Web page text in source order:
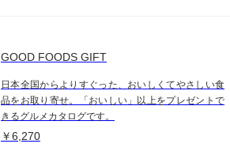
GOOD FOODS GIFT
日本全国からよりすぐった、おいしくてやさしい食
品をお取り寄せ。「おいしい」以上をプレゼントで
きるグルメカタログです。
￥6,270